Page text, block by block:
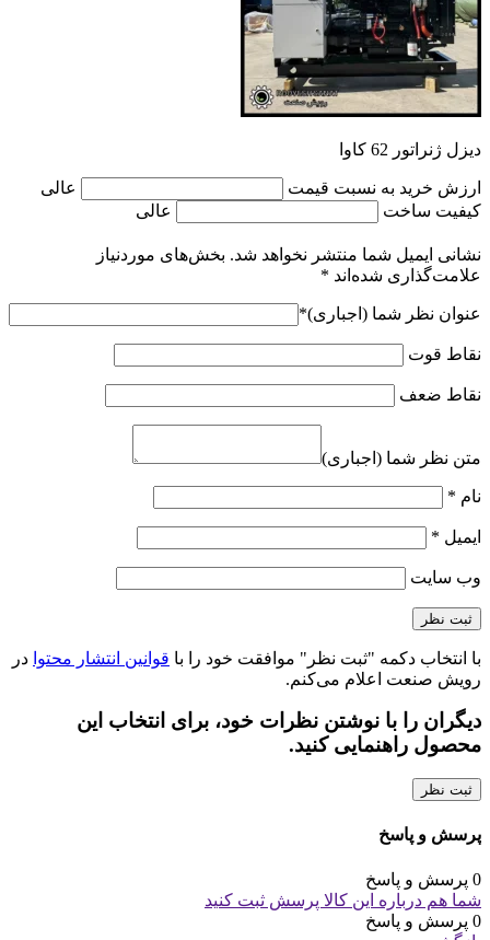
دیزل ژنراتور 62 کاوا
ارزش خرید به نسبت قیمت
عالی
کیفیت ساخت
عالی
نشانی ایمیل شما منتشر نخواهد شد. بخش‌های موردنیاز
علامت‌گذاری شده‌اند *
عنوان نظر شما (اجباری)*
نقاط قوت
نقاط ضعف
متن نظر شما (اجباری)
نام *
ایمیل *
وب‌ سایت
با انتخاب دکمه "ثبت نظر" موافقت خود را با قوانین انتشار محتوا در
رویش صنعت اعلام می‌کنم.
دیگران را با نوشتن نظرات خود، برای انتخاب این
محصول راهنمایی کنید.
ثبت نظر
پرسش و پاسخ
0 پرسش و پاسخ
شما هم درباره این کالا پرسش ثبت کنید
0 پرسش و پاسخ